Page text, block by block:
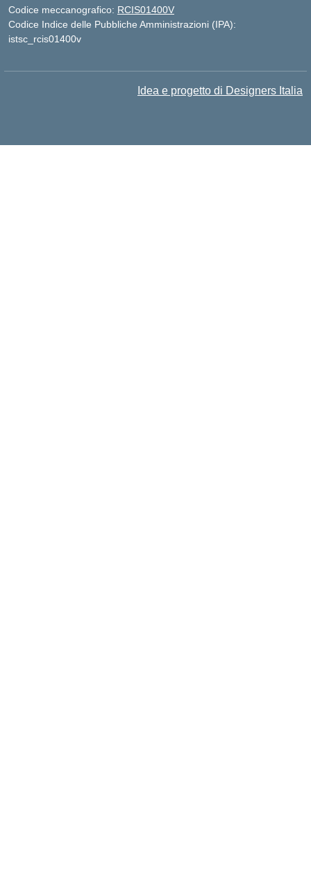
Codice meccanografico: RCIS01400V
Codice Indice delle Pubbliche Amministrazioni (IPA):
istsc_rcis01400v
Idea e progetto di Designers Italia